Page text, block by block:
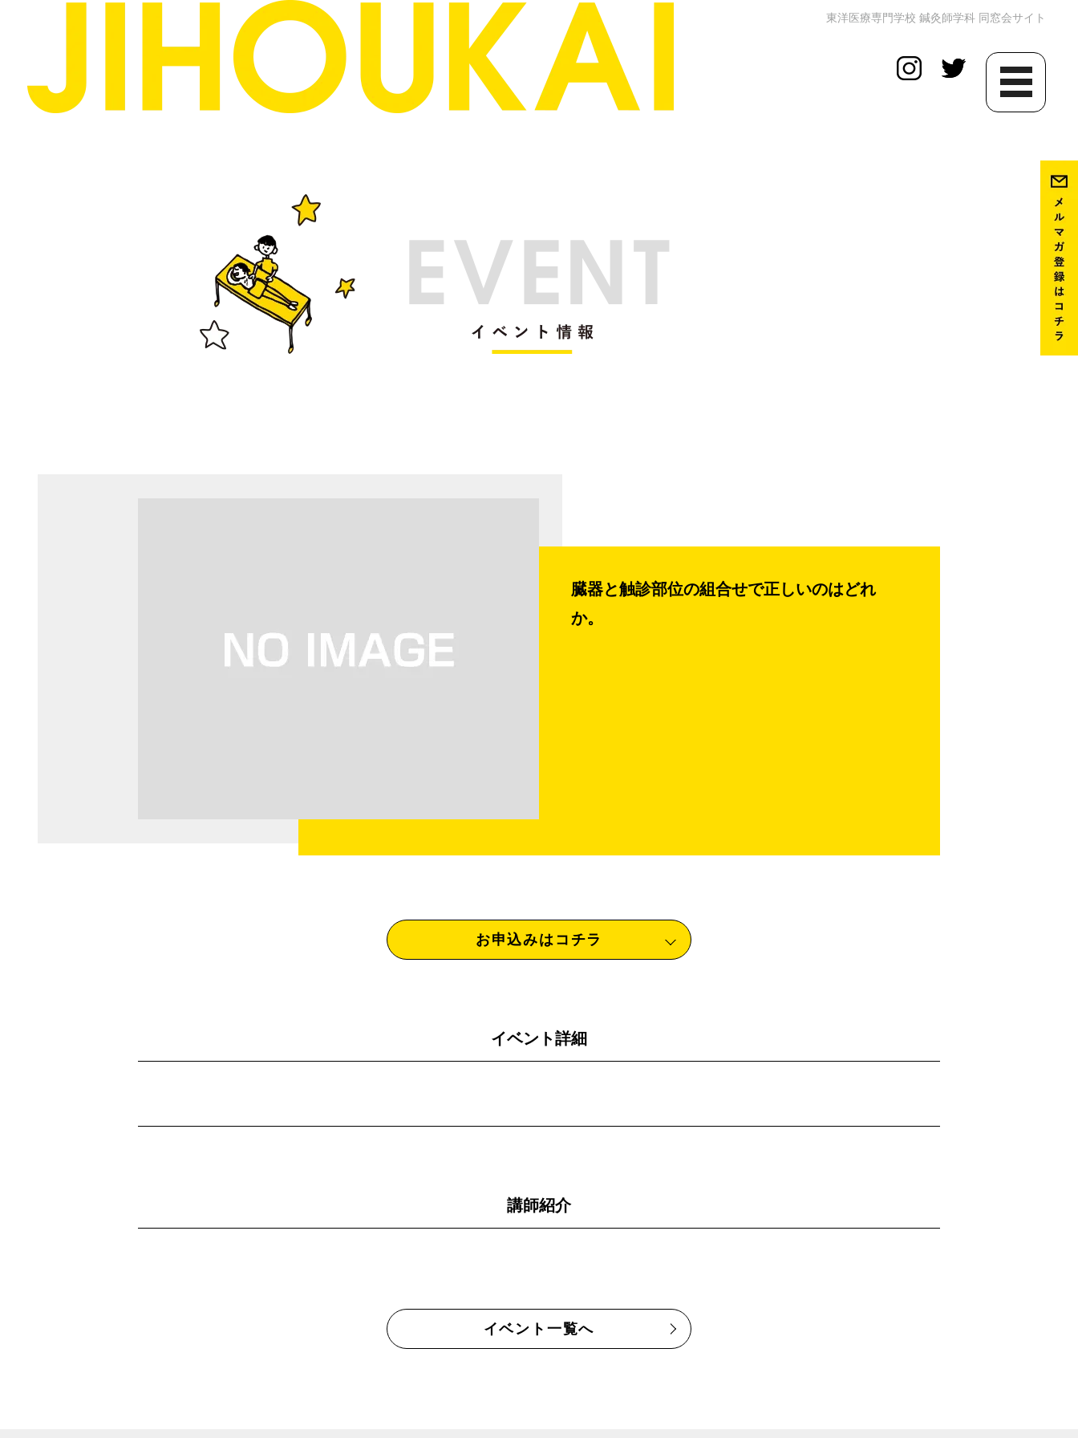
東洋医療専門学校 鍼灸師学科 同窓会サイト
toggle
navigation
臓器と触診部位の組合せで正しいのはどれ
か。
お申込みはコチラ
イベント詳細
講師紹介
イベント一覧へ